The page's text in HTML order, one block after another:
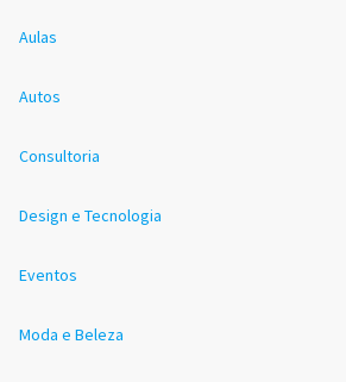
Aulas
Autos
Consultoria
Design e Tecnologia
Eventos
Moda e Beleza